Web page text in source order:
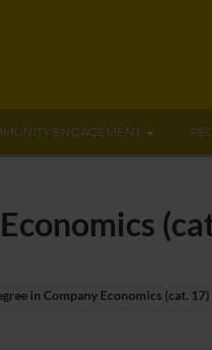
ENGAGEMENT
in Company Economics (cat. 17)